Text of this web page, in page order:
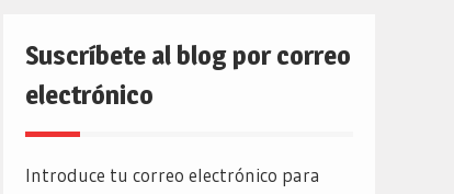
Suscríbete al blog por correo
electrónico
Introduce tu correo electrónico para